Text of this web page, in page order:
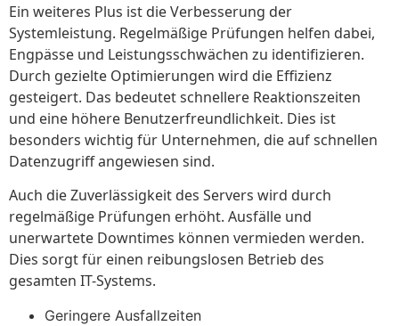
Ein weiteres Plus ist die Verbesserung der
Systemleistung. Regelmäßige Prüfungen helfen dabei,
Engpässe und Leistungsschwächen zu identifizieren.
Durch gezielte Optimierungen wird die Effizienz
gesteigert. Das bedeutet schnellere Reaktionszeiten
und eine höhere Benutzerfreundlichkeit. Dies ist
besonders wichtig für Unternehmen, die auf schnellen
Datenzugriff angewiesen sind.
Auch die Zuverlässigkeit des Servers wird durch
regelmäßige Prüfungen erhöht. Ausfälle und
unerwartete Downtimes können vermieden werden.
Dies sorgt für einen reibungslosen Betrieb des
gesamten IT-Systems.
Geringere Ausfallzeiten